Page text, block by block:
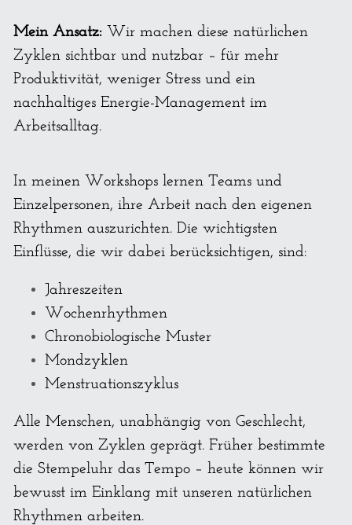
Mein Ansatz: Wir machen diese natürlichen
Zyklen sichtbar und nutzbar – für mehr
Produktivität, weniger Stress und ein
nachhaltiges Energie-Management im
Arbeitsalltag.
In meinen Workshops lernen Teams und
Einzelpersonen, ihre Arbeit nach den eigenen
Rhythmen auszurichten. Die wichtigsten
Einflüsse, die wir dabei berücksichtigen, sind:
Jahreszeiten
Wochenrhythmen
Chronobiologische Muster
Mondzyklen
Menstruationszyklus
Alle Menschen, unabhängig von Geschlecht,
werden von Zyklen geprägt. Früher bestimmte
die Stempeluhr das Tempo – heute können wir
bewusst im Einklang mit unseren natürlichen
Rhythmen arbeiten.